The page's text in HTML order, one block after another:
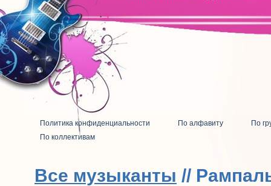
Политика конфиденциальности По алфавиту
По
По коллективам
Все музыканты //